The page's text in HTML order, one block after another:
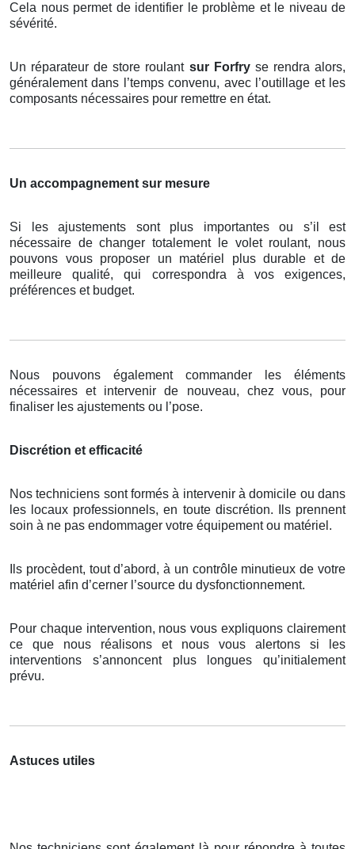
Cela nous permet de identifier le problème et le niveau de
sévérité.
Un réparateur de store roulant sur Forfry se rendra alors,
généralement dans l’temps convenu, avec l’outillage et les
composants nécessaires pour remettre en état.
Un accompagnement sur mesure
Si les ajustements sont plus importantes ou s’il est
nécessaire de changer totalement le volet roulant, nous
pouvons vous proposer un matériel plus durable et de
meilleure qualité, qui correspondra à vos exigences,
préférences et budget.
Nous pouvons également commander les éléments
nécessaires et intervenir de nouveau, chez vous, pour
finaliser les ajustements ou l’pose.
Discrétion et efficacité
Nos techniciens sont formés à intervenir à domicile ou dans
les locaux professionnels, en toute discrétion. Ils prennent
soin à ne pas endommager votre équipement ou matériel.
Ils procèdent, tout d’abord, à un contrôle minutieux de votre
matériel afin d’cerner l’source du dysfonctionnement.
Pour chaque intervention, nous vous expliquons clairement
ce que nous réalisons et nous vous alertons si les
interventions s’annoncent plus longues qu’initialement
prévu.
Astuces utiles